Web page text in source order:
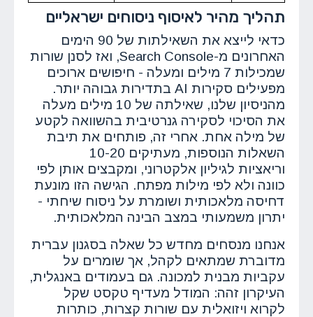
תהליך מהיר לאיסוף ניסוחים ישראליים
כדאי לייצא את השאילתות של 90 הימים
האחרונים מ-Search Console, ואז לסנן שורות
שמכילות 7 מילים ומעלה - חיפושים ארוכים
מפעילים סקירות AI בתדירות גבוהה יותר.
מהניסיון שלנו, שאילתה של 10 מילים מעלה
את הסיכוי לסקירה גנרטיבית בהשוואה לקטע
של מילה אחת. אחרי זה, פותחים את תיבת
השאלות הנוספות, מעתיקים 10-20
וריאציות לגיליון אלקטרוני, ומקבצים אותן לפי
כוונה ולא לפי מילות מפתח. הגישה הזו מונעת
דחיסה מלאכותית ושומרת על ניסוח שיחתי -
יתרון משמעותי במצב הבינה המלאכותית.
אנחנו מנסחים מחדש כל שאלה בסגנון עברית
מדוברת שמתאים לקהל, אך שומרים על
עקביות מבנית למכונה. גם בעמודים באנגלית,
העיקרון זהה: המודל מעדיף טקסט שקל
לקרוא ויזואלית עם שורות קצרות, כותרות